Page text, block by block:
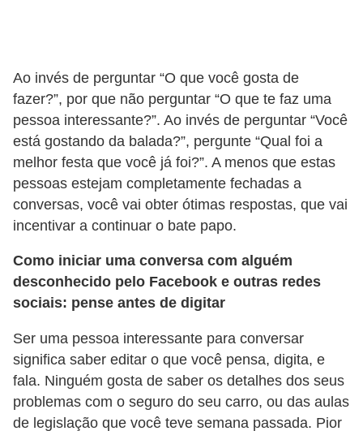
Ao invés de perguntar “O que você gosta de
fazer?”, por que não perguntar “O que te faz uma
pessoa interessante?”. Ao invés de perguntar “Você
está gostando da balada?”, pergunte “Qual foi a
melhor festa que você já foi?”. A menos que estas
pessoas estejam completamente fechadas a
conversas, você vai obter ótimas respostas, que vai
incentivar a continuar o bate papo.
Como iniciar uma conversa com alguém
desconhecido pelo Facebook e outras redes
sociais: pense antes de digitar
Ser uma pessoa interessante para conversar
significa saber editar o que você pensa, digita, e
fala. Ninguém gosta de saber os detalhes dos seus
problemas com o seguro do seu carro, ou das aulas
de legislação que você teve semana passada. Pior
t
i
c
a
P
i
a
a
s
P
r
o
d